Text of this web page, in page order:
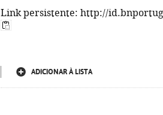
Link persistente: http://
ADICIONAR À LISTA